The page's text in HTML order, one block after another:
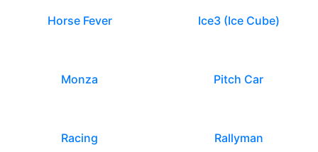
Horse Fever Ice3 (Ice Cube)
Monza Pitch Car
Racing Rallyman